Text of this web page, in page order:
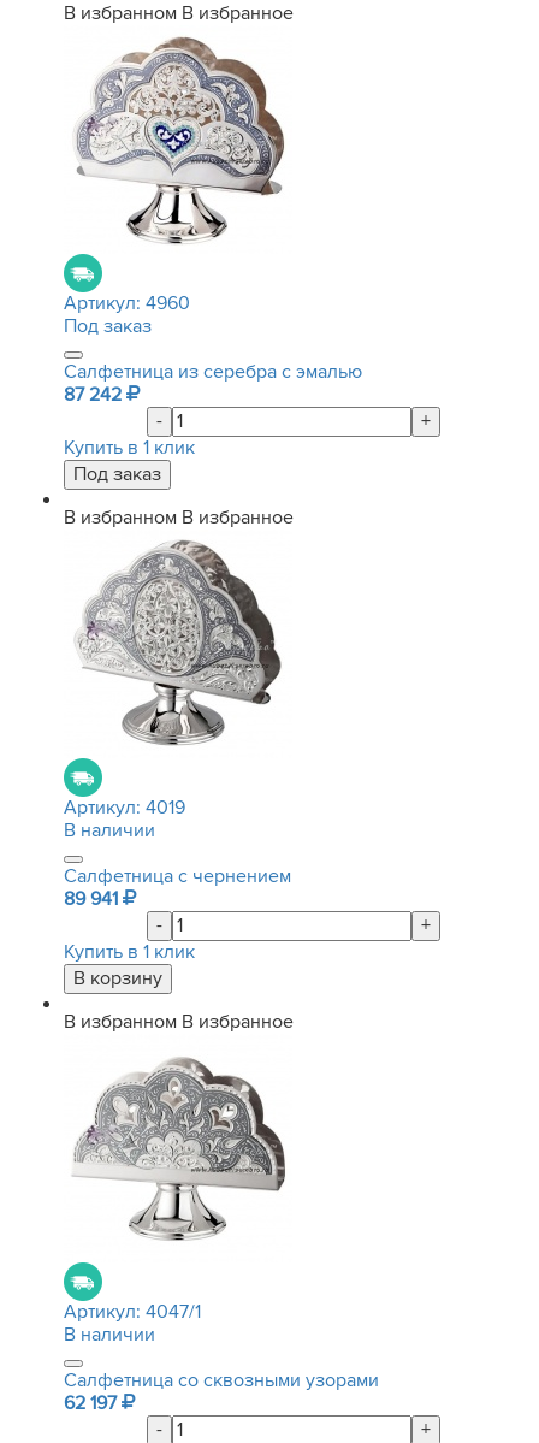
В избранном В избранное
Артикул: 4960
Под заказ
Салфетница из серебра с эмалью
87 242
-
+
Купить в 1 клик
В избранном В избранное
Артикул: 4019
В наличии
Салфетница с чернением
89 941
-
+
Купить в 1 клик
В избранном В избранное
Артикул: 4047/1
В наличии
Салфетница со сквозными узорами
62 197
-
+